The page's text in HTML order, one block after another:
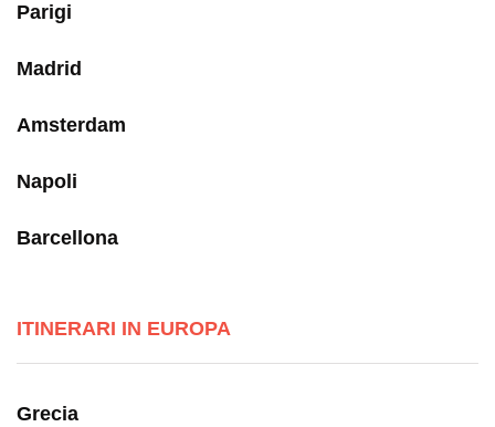
Parigi
Madrid
Amsterdam
Napoli
Barcellona
ITINERARI IN EUROPA
Grecia